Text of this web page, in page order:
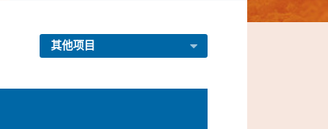
其他项目